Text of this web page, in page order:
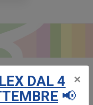
×
DAL 4
📢